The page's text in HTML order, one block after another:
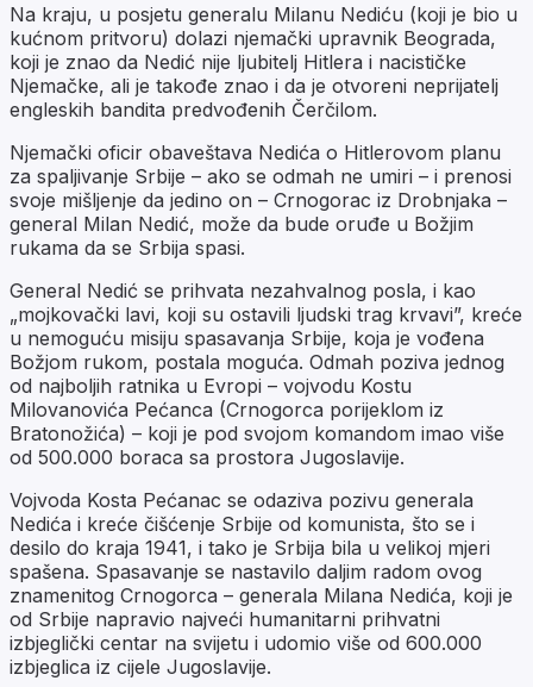
Na kraju, u posjetu generalu Milanu Nediću (koji je bio u
kućnom pritvoru) dolazi njemački upravnik Beograda,
koji je znao da Nedić nije ljubitelj Hitlera i nacističke
Njemačke, ali je takođe znao i da je otvoreni neprijatelj
engleskih bandita predvođenih Čerčilom.
Njemački oficir obaveštava Nedića o Hitlerovom planu
za spaljivanje Srbije – ako se odmah ne umiri – i prenosi
svoje mišljenje da jedino on – Crnogorac iz Drobnjaka –
general Milan Nedić, može da bude oruđe u Božjim
rukama da se Srbija spasi.
General Nedić se prihvata nezahvalnog posla, i kao
„mojkovački lavi, koji su ostavili ljudski trag krvavi”, kreće
u nemoguću misiju spasavanja Srbije, koja je vođena
Božjom rukom, postala moguća. Odmah poziva jednog
od najboljih ratnika u Evropi – vojvodu Kostu
Milovanovića Pećanca (Crnogorca porijeklom iz
Bratonožića) – koji je pod svojom komandom imao više
od 500.000 boraca sa prostora Jugoslavije.
Vojvoda Kosta Pećanac se odaziva pozivu generala
Nedića i kreće čišćenje Srbije od komunista, što se i
desilo do kraja 1941, i tako je Srbija bila u velikoj mjeri
spašena. Spasavanje se nastavilo daljim radom ovog
znamenitog Crnogorca – generala Milana Nedića, koji je
od Srbije napravio najveći humanitarni prihvatni
izbjeglički centar na svijetu i udomio više od 600.000
izbjeglica iz cijele Jugoslavije.